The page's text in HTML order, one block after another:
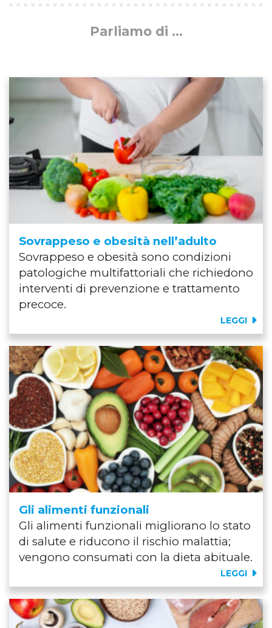
Parliamo di ...
Sovrappeso e obesità nell’adulto
Sovrappeso e obesità sono condizioni
patologiche multifattoriali che richiedono
interventi di prevenzione e trattamento
precoce.
LEGGI
Gli alimenti funzionali
Gli alimenti funzionali migliorano lo stato
di salute e riducono il rischio malattia;
vengono consumati con la dieta abituale.
LEGGI